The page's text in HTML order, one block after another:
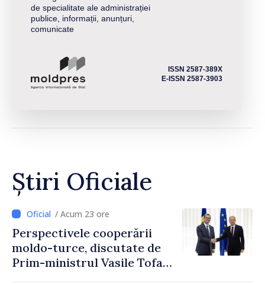
de specialitate ale administrației
publice, informații, anunțuri,
comunicate
ISSN 2587-389X
E-ISSN 2587-3903
Știri Oficiale
/ Acum 23 ore
Perspectivele cooperării
moldo-turce, discutate de
Prim-ministrul Vasile Tofan